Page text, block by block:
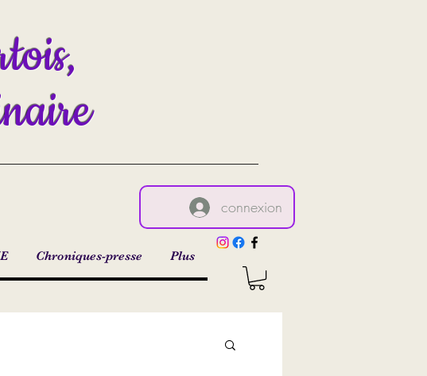
connexion
Chroniques-presse Plus